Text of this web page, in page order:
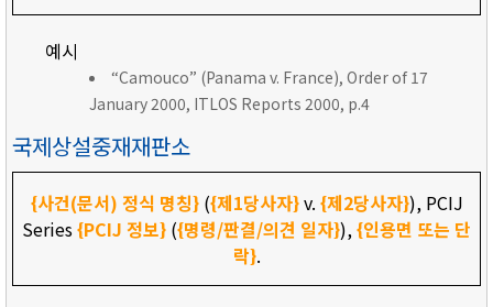
예시
“Camouco” (Panama v. France), Order of 17
January 2000, ITLOS Reports 2000, p.4
국제상설중재재판소
{사건(문서) 정식 명칭}({제1당사자}v. {제2당사자}), PCIJ
Series{PCIJ 정보} ({명령/판결/의견 일자}),{인용면 또는 단
락}.